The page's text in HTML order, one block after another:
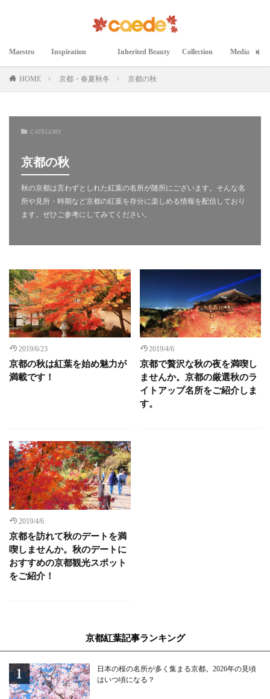
Maestro
マエストロ
Inspiration
インスピレーション
Inherited Beauty
継承された美
Collection
コレクション
Media
メディア掲載
HOME 京都・春夏秋冬 京都の秋
CATEGORY
京都の秋
秋の京都は言わずとしれた紅葉の名所が随所にございます。そんな名
所や見所・時期など京都の紅葉を存分に楽しめる情報を配信しており
ます。ぜひご参考にしてみてください。
2019/6/23
京都の秋は紅葉を始め魅力が
満載です！
2019/4/6
京都で贅沢な秋の夜を満喫し
ませんか。京都の厳選秋のラ
イトアップ名所をご紹介しま
す。
2019/4/6
京都を訪れて秋のデートを満
喫しませんか。秋のデートに
おすすめの京都観光スポット
をご紹介！
京都紅葉記事ランキング
日本の桜の名所が多く集まる京都。2026年の見頃
はいつ頃になる？